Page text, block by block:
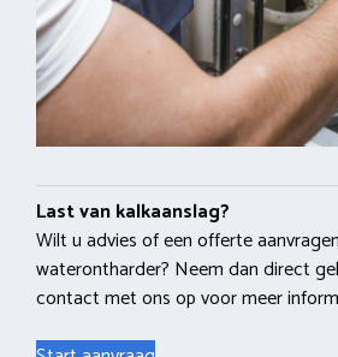
Last van kalkaanslag?
Wilt u advies of een offerte
waterontharder? Neem dan direct
contact met ons op voor meer